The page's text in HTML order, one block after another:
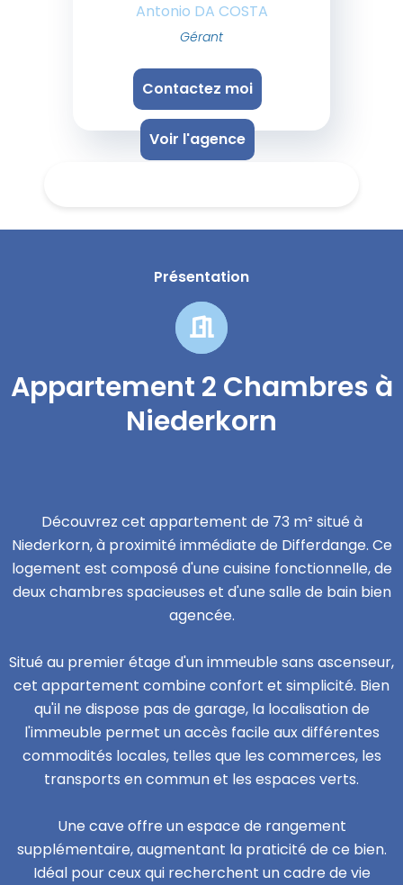
Antonio DA COSTA
Gérant
Contactez moi
Voir l'agence
Présentation
Appartement 2 Chambres à
Niederkorn
Découvrez cet appartement de 73 m² situé à
Niederkorn, à proximité immédiate de Differdange. Ce
logement est composé d'une cuisine fonctionnelle, de
deux chambres spacieuses et d'une salle de bain bien
agencée.
Situé au premier étage d'un immeuble sans ascenseur,
cet appartement combine confort et simplicité. Bien
qu'il ne dispose pas de garage, la localisation de
l'immeuble permet un accès facile aux différentes
commodités locales, telles que les commerces, les
transports en commun et les espaces verts.
Une cave offre un espace de rangement
supplémentaire, augmentant la praticité de ce bien.
Idéal pour ceux qui recherchent un cadre de vie